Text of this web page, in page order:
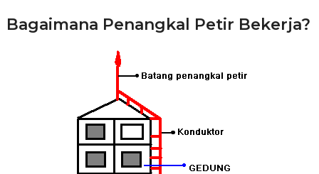
Bagaimana Penangkal Petir Bekerja?